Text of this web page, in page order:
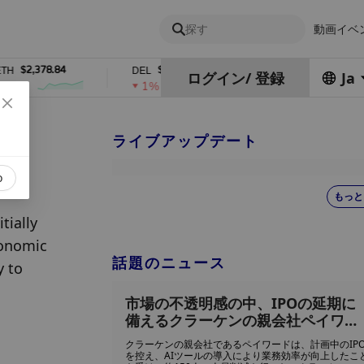
探す 動画イベ
$2,378.84 $0.76762686
1%
ZEC $454.62
4%
ログイン/ 登録 Ja
to
ライブアップデート
もっと
話題のニュース
市場の不透明感の中、IPOの延期に
備えるクラーケンの親会社ペイワー
ドが150人を解雇
クラーケンの親会社であるペイワードは、計画中の
を控え、AIツールの導入により業務効率が向上したこ